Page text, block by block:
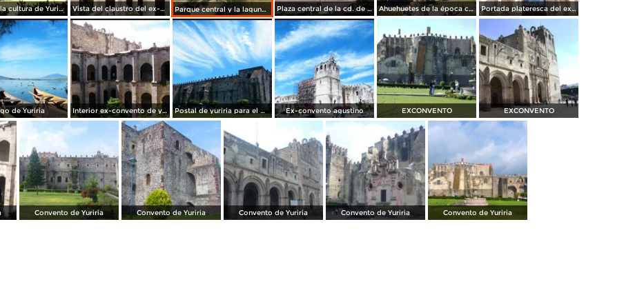
Casa de la cultura de Yuriria, Gto. Noviembre/2012 Vista del claustro del ex-convento del siglo XVI en Yuriria. Noviembre/2012 Parque central y la laguna de Yuriria, Gto. Noviembre/2012 Plaza central de la cd. de Yuriria, Gto. "Pueblo Mágico". Noviembre/2012 Ahuehuetes de la época colonial en el atrio (Siglo XVI). Noviembre/2012 Portada plateresca del ex-convento del siglo XVI. Noviembre/2012
de Yuriria Interior ex-convento de yuriria Postal de yuriria para el mundo. Ex-convento agustino EXCONVENTO EXCONVENTO
Convento de Yuriria Convento de Yuriria Convento de Yuriria Convento de Yuriria Convento de Yuriria